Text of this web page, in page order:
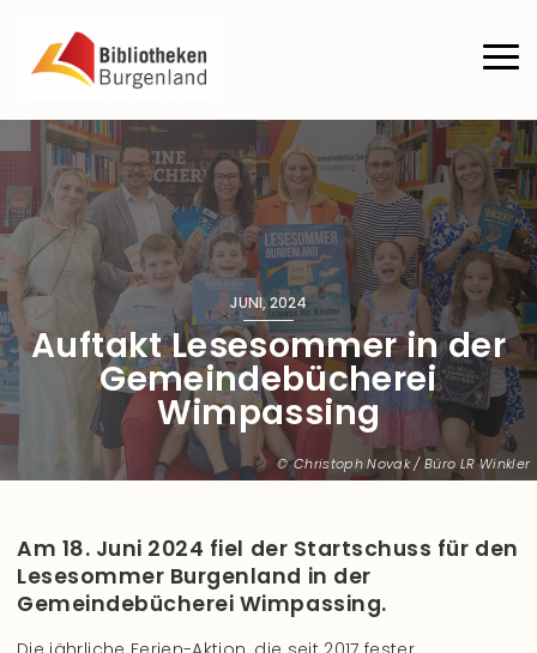
Christoph Novak / Büro LR Winkler
JUNI, 2024
Auftakt Lesesommer in der
Gemeindebücherei
Wimpassing
Am 18. Juni 2024 fiel der Startschuss für den
Lesesommer Burgenland in der
Gemeindebücherei Wimpassing.